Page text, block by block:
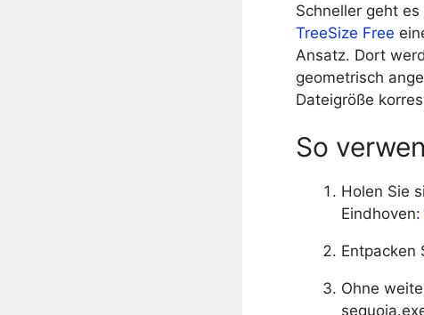
Schneller geht
TreeSize Free
Ansatz. Dort
geometrisch
Dateigröße
So
Holen Sie
Eindhoven:
Entpacken
Ohne